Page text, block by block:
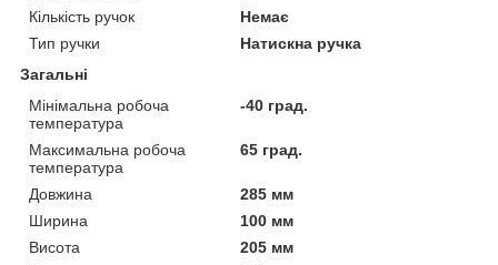
Кількість ручок
Немає
Тип ручки
Натискна ручка
Загальні
Мінімальна робоча
температура
-40 град.
Максимальна робоча
температура
65 град.
Довжина
285 мм
Ширина
100 мм
Висота
205 мм